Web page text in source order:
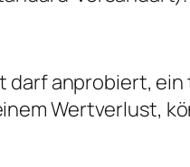
darf anprobiert,
Wertverlust,